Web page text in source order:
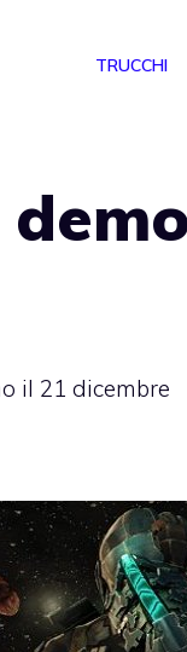
TRUCCHI
il 21 dicembre